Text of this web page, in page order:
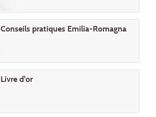
Conseils pratiques Emilia-Romagna
Livre d'or